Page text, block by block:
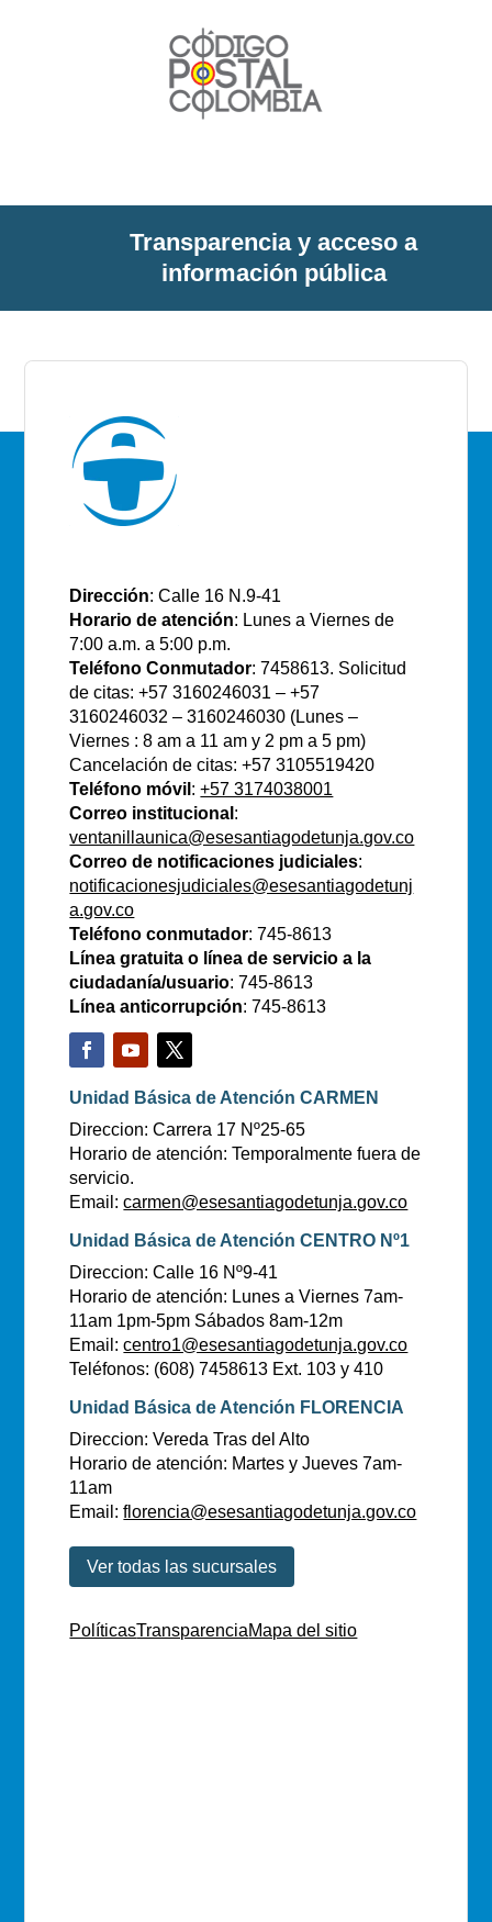
Transparencia y acceso a
información pública
Dirección: Calle 16 N.9-41
Horario de atención: Lunes a Viernes de
7:00 a.m. a 5:00 p.m.
Teléfono Conmutador: 7458613. Solicitud
de citas: +57 3160246031 – +57
3160246032 – 3160246030 (Lunes –
Viernes : 8 am a 11 am y 2 pm a 5 pm)
Cancelación de citas: +57 3105519420
Teléfono móvil :+57 3174038001
Correo institucional :
ventanillaunica@esesantiagodetunja.gov.co
Correo de notificaciones judiciales:
notificacionesjudiciales@esesantiagodetunj
a.gov.co
Teléfono conmutador: 745-8613
Línea gratuita o línea de servicio a la
ciudadanía/usuario: 745-8613
Línea anticorrupción: 745-8613
Unidad Básica de Atención CARMEN
Direccion: Carrera 17 Nº25-65
Horario de atención: Temporalmente fuera de
servicio.
Email:carmen@esesantiagodetunja.gov.co
Unidad Básica de Atención CENTRO Nº1
Direccion: Calle 16 Nº9-41
Horario de atención: Lunes a Viernes 7am-
11am 1pm-5pm Sábados 8am-12m
Email:centro1@esesantiagodetunja.gov.co
Teléfonos: (608) 7458613 Ext. 103 y 410
Unidad Básica de Atención FLORENCIA
Direccion: Vereda Tras del Alto
Horario de atención: Martes y Jueves 7am-
11am
Email:florencia@esesantiagodetunja.gov.co
Ver todas las sucursales
PolíticasTransparenciaMapa del sitio